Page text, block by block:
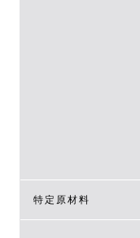
特定原材料